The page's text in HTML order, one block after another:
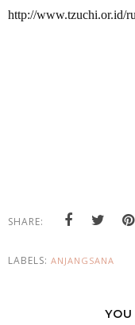
http://www.tzuchi.or.id/
SHARE:
LABELS: ANJANGSANA